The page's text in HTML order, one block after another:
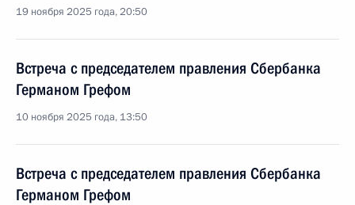
19 ноября 2025 года, 20:50
Встреча с председателем правления Сбербанка
Германом Грефом
10 ноября 2025 года, 13:50
Встреча с председателем правления Сбербанка
Германом Грефом